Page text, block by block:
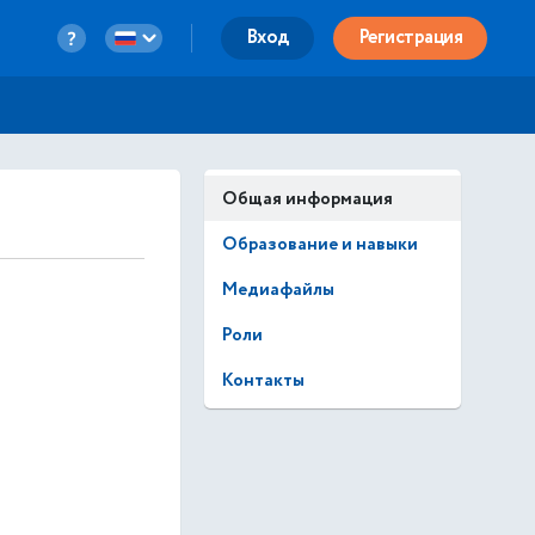
Вход Регистрация
Общая информация
Образование и навыки
Медиафайлы
Роли
Контакты